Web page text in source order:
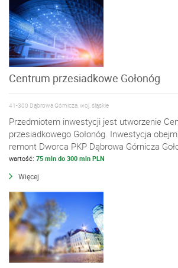
Centrum przesiadkowe Gołonóg
41-300 Dąbrowa Górnicza, woj. śląskie
Przedmiotem inwestycji jest utworzenie
przesiadkowego Gołonóg. Inwestycja
remont Dworca PKP Dąbrowa Górnicza
wartość: 75 mln do 300 mln PLN
Więcej